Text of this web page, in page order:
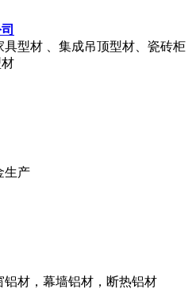
具型材 、集成吊顶型材、瓷砖柜
生产
铝材，幕墙铝材，断热铝材